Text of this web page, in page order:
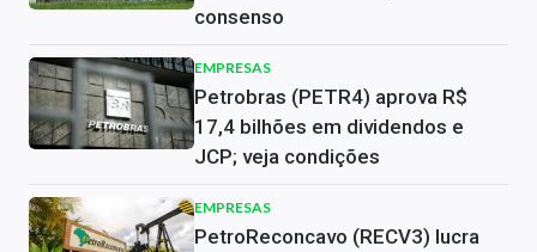
consenso
EMPRESAS
Petrobras (PETR4) aprova R$
17,4 bilhões em dividendos e
JCP; veja condições
EMPRESAS
PetroReconcavo (RECV3) lucra